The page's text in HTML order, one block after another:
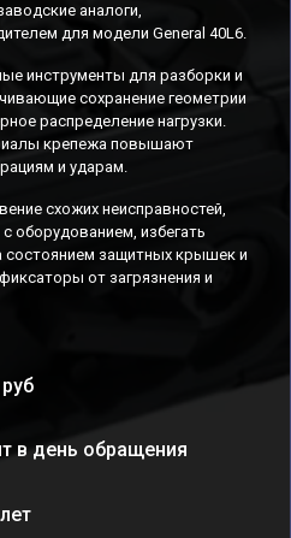
аналоги,
для модели General 40L6.
инструменты для разборки и
сохранение геометрии
распределение нагрузки.
крепежа повышают
и ударам.
схожих неисправностей,
оборудованием, избегать
состоянием защитных крышек и
от загрязнения и
руб
в день обращения